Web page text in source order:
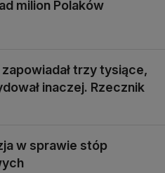
milion Polaków
zapowiadał trzy tysiące,
inaczej. Rzecznik
w sprawie stóp